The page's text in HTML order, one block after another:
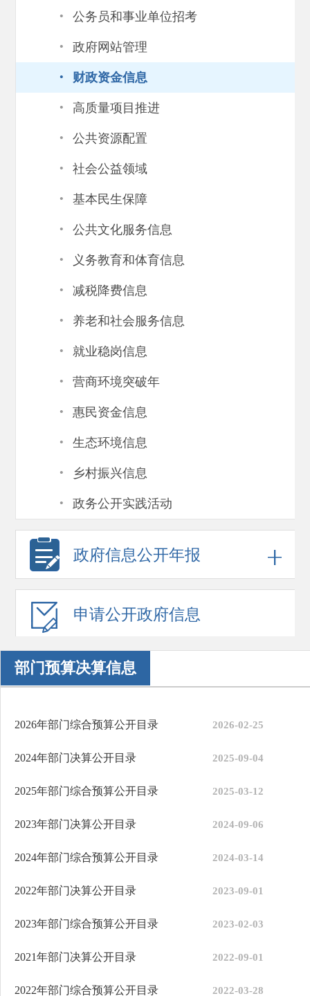
· 公务员和事业单位招考
· 政府网站管理
· 财政资金信息
· 高质量项目推进
· 公共资源配置
· 社会公益领域
· 基本民生保障
· 公共文化服务信息
· 义务教育和体育信息
· 减税降费信息
· 养老和社会服务信息
· 就业稳岗信息
· 营商环境突破年
· 惠民资金信息
· 生态环境信息
· 乡村振兴信息
· 政务公开实践活动
政府信息公开年报
申请公开政府信息
部门预算决算信息
2026年部门综合预算公开目录 2026-02-25
2024年部门决算公开目录 2025-09-04
2025年部门综合预算公开目录 2025-03-12
2023年部门决算公开目录 2024-09-06
2024年部门综合预算公开目录 2024-03-14
2022年部门决算公开目录 2023-09-01
2023年部门综合预算公开目录 2023-02-03
2021年部门决算公开目录 2022-09-01
2022年部门综合预算公开目录 2022-03-28